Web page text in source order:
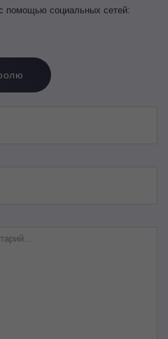
помощью социальных сетей: